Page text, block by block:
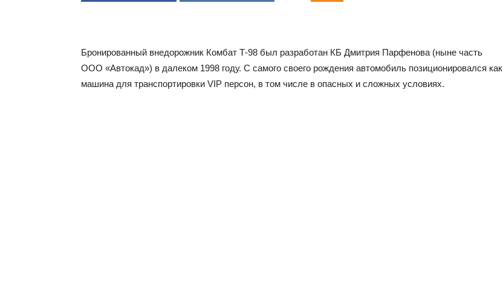
Бронированный внедорожник Комбат Т-98 был разработан КБ Дмитрия Парфенова (ныне часть
ООО «Автокад») в далеком 1998 году. С самого своего рождения автомобиль позиционировался как
машина для транспортировки VIP персон, в том числе в опасных и сложных условиях.